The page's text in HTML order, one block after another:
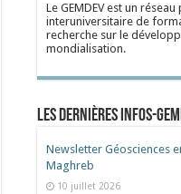
Le GEMDEV est un
interuniversitaire de
recherche sur le
mondialisation.
Les dernières Infos-
Newsletter Géosciences
Maghreb
10 juillet 2026